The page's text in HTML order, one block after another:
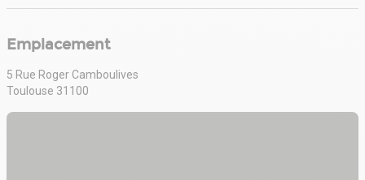
Emplacement
5 Rue Roger Camboulives
Toulouse 31100